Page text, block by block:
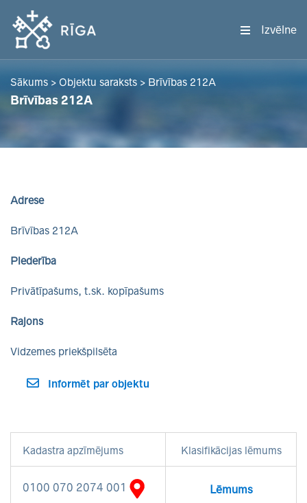
Izvēlne
Sākums > Objektu saraksts > Brīvības 212A
Brīvības 212A
Adrese
Brīvības 212A
Piederība
Privātīpašums, t.sk. kopīpašums
Rajons
Vidzemes priekšpilsēta
Informēt par objektu
Kadastra apzīmējums Klasifikācijas lēmums
0100 070 2074 001 Lēmums